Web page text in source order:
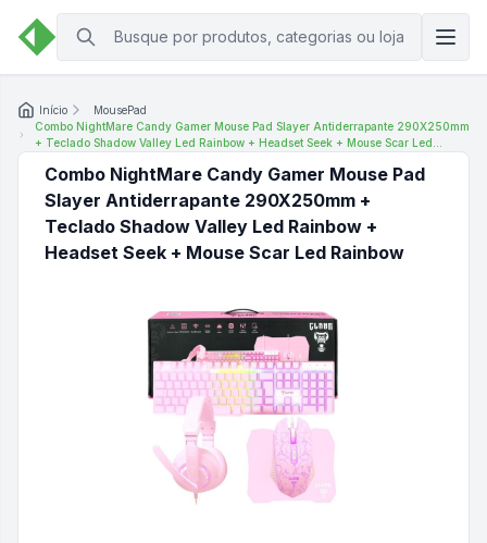
Início
MousePad
Combo NightMare Candy Gamer Mouse Pad Slayer Antiderrapante 290X250mm
+ Teclado Shadow Valley Led Rainbow + Headset Seek + Mouse Scar Led
Combo NightMare Candy Gamer Mouse Pad
Slayer Antiderrapante 290X250mm +
Teclado Shadow Valley Led Rainbow +
Headset Seek + Mouse Scar Led Rainbow